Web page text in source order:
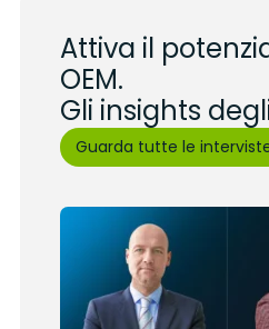
Attiva il
OEM.
Gli insights
Guarda tutte le